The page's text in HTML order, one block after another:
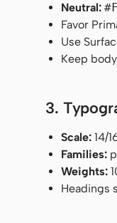
Neutral:
Favor
Use
Keep
3.
Scale: 14/
Families:
Weights:
Headings